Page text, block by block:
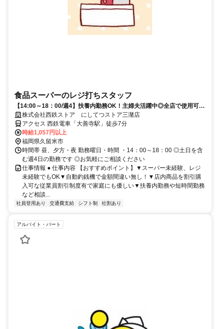
食品スーパーのレジ打ちスタッフ
【14:00～18：00/週4】扶養内勤務OK！主婦夫活躍中◎全店で使用可能
な社割あり♪西鉄グループ◎
株式会社西鉄ストア にしてつストア三潴店
アクセス 西鉄電車「大善寺駅」徒歩7分
時給1,057円以上
福岡県久留米市
時間帯 昼、夕方・夜 勤務曜日・時間 ・14：00～18：00 ◎土日を含
む週4日の勤務です ◎お気軽にご相談ください
仕事情報 ● 仕事内容 【おすすめポイント】▼スーパー未経験、レジ
未経験でもOK▼自動釣銭機で金額間違い無し！▼店内商品を割引購
入可な従業員割引制度有で家庭にも優しい▼扶養内勤務や短時間勤務
など相談...
社員登用あり 交通費支給 シフト制 社割あり
アルバイト・パート